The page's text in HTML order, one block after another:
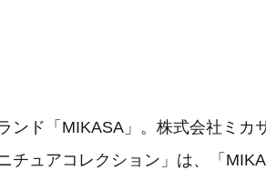
ンド「MIKASA」。株式会社ミカ
チュアコレクション」は、「